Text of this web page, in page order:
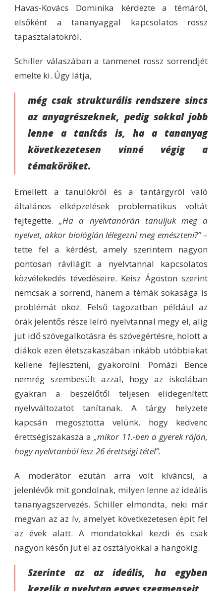
Havas-Kovács Dominika kérdezte a témáról,
elsőként a tananyaggal kapcsolatos rossz
tapasztalatokról.
Schiller válaszában a tanmenet rossz sorrendjét
emelte ki. Úgy látja,
még csak strukturális rendszere sincs
az anyagrészeknek, pedig sokkal jobb
lenne a tanítás is, ha a tananyag
következetesen vinné végig a
témaköröket.
Emellett a tanulókról és a tantárgyról való
általános elképzelések problematikus voltát
fejtegette.„Ha a nyelvtanórán tanuljuk meg a
nyelvet, akkor biológián lélegezni meg emészteni?”–
tette fel a kérdést, amely szerintem nagyon
pontosan rávilágít a nyelvtannal kapcsolatos
közvélekedés tévedéseire. Keisz Ágoston szerint
nemcsak a sorrend, hanem a témák sokasága is
problémát okoz. Felső tagozatban például az
órák jelentős része leíró nyelvtannal megy el, alig
jut idő szövegalkotásra és szövegértésre, holott a
diákok ezen életszakaszában inkább utóbbiakat
kellene fejleszteni, gyakorolni. Pomázi Bence
nemrég szembesült azzal, hogy az iskolában
gyakran a beszélőtől teljesen elidegenített
nyelvváltozatot tanítanak. A tárgy helyzete
kapcsán megosztotta velünk, hogy kedvenc
érettségiszakasza a„mikor 11.-ben a gyerek rájön,
hogy nyelvtanból lesz 26 érettségi tétel”.
A moderátor ezután arra volt kíváncsi, a
jelenlévők mit gondolnak, milyen lenne az ideális
tananyagszervezés. Schiller elmondta, neki már
megvan az az ív, amelyet következetesen épít fel
az évek alatt. A mondatokkal kezdi és csak
nagyon későn jut el az osztályokkal a hangokig.
Szerinte az az ideális, ha egyben